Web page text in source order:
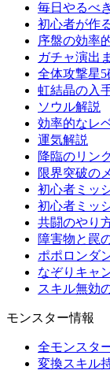
毎日やるべ
初心者が作
序盤の効率
ガチャ演出
全体攻撃星
虹結晶の入
ソウル解説
効率的なレ
運気解説
降臨のリン
限界突破の
初心者ミッ
初心者ミッ
共闘のやり
障害物と罠
ポポロンダ
なぞりキャ
スキル無効
モンスター情報
全モンスタ
変換スキル